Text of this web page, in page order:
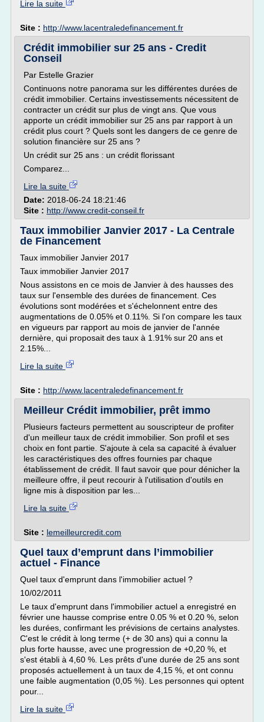
Lire la suite
Site : http://www.lacentraledefinancement.fr
Crédit immobilier sur 25 ans - Credit
Conseil
Par Estelle Grazier
Continuons notre panorama sur les différentes durées de
crédit immobilier. Certains investissements nécessitent de
contracter un crédit sur plus de vingt ans. Que vous
apporte un crédit immobilier sur 25 ans par rapport à un
crédit plus court ? Quels sont les dangers de ce genre de
solution financière sur 25 ans ?
Un crédit sur 25 ans : un crédit florissant
Comparez...
Lire la suite
Date: 2018-06-24 18:21:46
Site : http://www.credit-conseil.fr
Taux immobilier Janvier 2017 - La Centrale
de Financement
Taux immobilier Janvier 2017
Taux immobilier Janvier 2017
Nous assistons en ce mois de Janvier à des hausses des
taux sur l'ensemble des durées de financement. Ces
évolutions sont modérées et s'échelonnent entre des
augmentations de 0.05% et 0.11%. Si l'on compare les taux
en vigueurs par rapport au mois de janvier de l'année
dernière, qui proposait des taux à 1.91% sur 20 ans et
2.15%...
Lire la suite
Site : http://www.lacentraledefinancement.fr
Meilleur Crédit immobilier, prêt immo
Plusieurs facteurs permettent au souscripteur de profiter
d'un meilleur taux de crédit immobilier. Son profil et ses
choix en font partie. S'ajoute à cela sa capacité à évaluer
les caractéristiques des offres fournies par chaque
établissement de crédit. Il faut savoir que pour dénicher la
meilleure offre, il peut recourir à l'utilisation d'outils en
ligne mis à disposition par les...
Lire la suite
Site : lemeilleurcredit.com
Quel taux d’emprunt dans l’immobilier
actuel - Finance
Quel taux d'emprunt dans l'immobilier actuel ?
10/02/2011
Le taux d'emprunt dans l'immobilier actuel a enregistré en
février une hausse comprise entre 0.05 % et 0.20 %, selon
les durées, confirmant les prévisions de certains analystes.
C'est le crédit à long terme (+ de 30 ans) qui a connu la
plus forte hausse, avec une progression de +0,20 %, et
s'est établi à 4,60 %. Les prêts d'une durée de 25 ans sont
proposés actuellement à un taux de 4,15 %, et ont connu
une faible augmentation (0,05 %). Les personnes qui optent
pour...
Lire la suite